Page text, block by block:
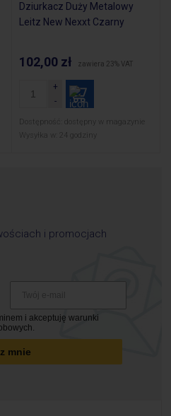
Dziurkacz Duży Metalowy
Leitz New Nexxt Czarny
102,00 zł zawiera 23% VAT
Dostępność:
dostępny w magazynie
Wysyłka w:
24 godziny
i promocjach
i akceptuję warunki
mnie